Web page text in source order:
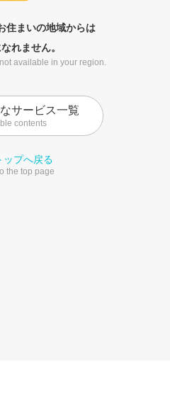
住まいの地域からは
れません。
available in your region.
サービス一覧
contents
ップへ戻る
the top page